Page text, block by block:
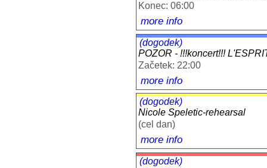
Konec: 06:00
more info
(dogodek)
POZOR - !!!koncert!!!
Začetek: 22:00
more info
(dogodek)
Nicole Speletic-rehearsal
(cel dan)
more info
(dogodek)